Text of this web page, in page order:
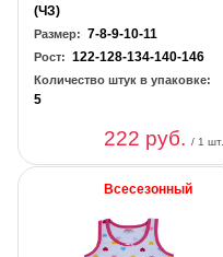
(ЧЗ)
Размер: 7-8-9-10-11
Рост: 122-128-134-140-146
Количество штук в упаковке:
5
222 руб./ 1 шт.
Всесезонный